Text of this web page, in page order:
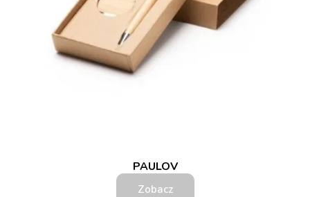
PAULOV
Zobacz